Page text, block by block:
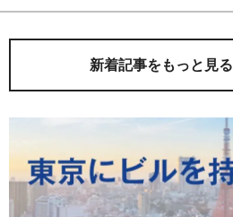
新着記事をもっと見る